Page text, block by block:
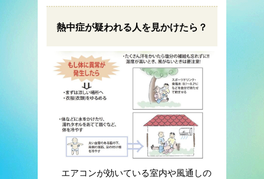
熱中症が疑われる人を見かけたら？
エアコンが効いている室内や風通しの